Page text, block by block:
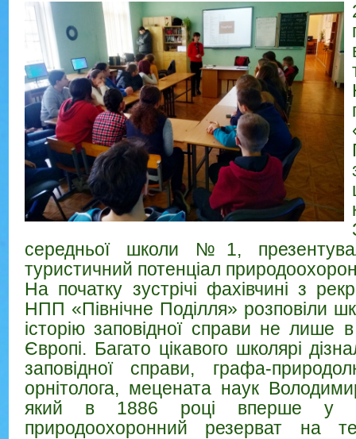
середньої школи №1,
туристичний потенціал
На початку зустрічі фахівчині з
НПП «Північне Поділля» розповіли
історію заповідної справи не лише в
Європі. Багато цікавого школярі
заповідної справи, графа-
орнітолога, мецената наук
який в 1886 році вперше у
природоохоронний резерват на